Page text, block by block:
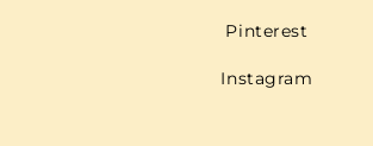
Pinterest
Instagram